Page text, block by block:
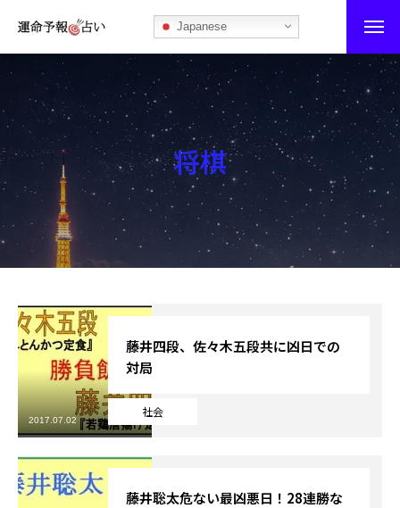
Japanese
運命予報占い
運命予報占いとは
あなたの所属部屋を探そう！
最恐の相性占い
秘伝公開！吉凶カレンダー
ブログ
お知らせ
芸能界
テニス
将棋
社会
藤井四段、佐々木五段共に凶日での
対局
2017.07.02
藤井聡太危ない最凶悪日！28連勝な